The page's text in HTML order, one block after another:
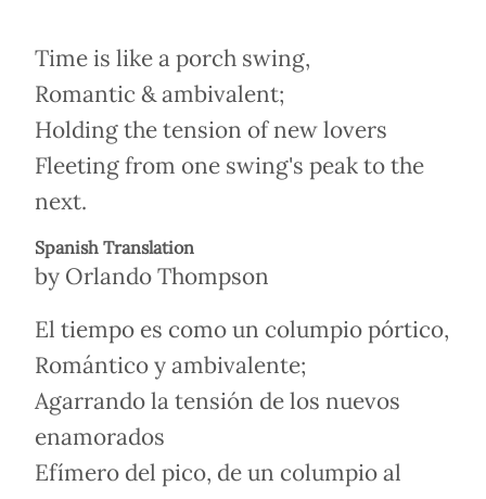
Time is like a porch swing,
Romantic & ambivalent;
Holding the tension of new lovers
Fleeting from one swing's peak to the
next.
Spanish Translation
by Orlando Thompson
El tiempo es como un columpio pórtico,
Romántico y ambivalente;
Agarrando la tensión de los nuevos
enamorados
Efímero del pico, de un columpio al